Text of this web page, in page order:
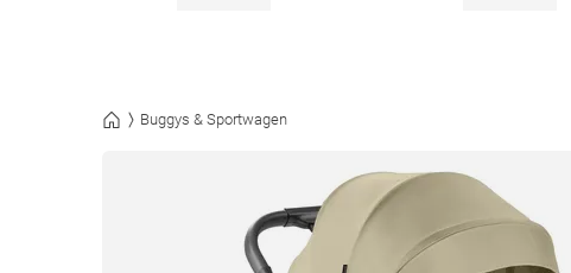
Buggys & Sportwagen